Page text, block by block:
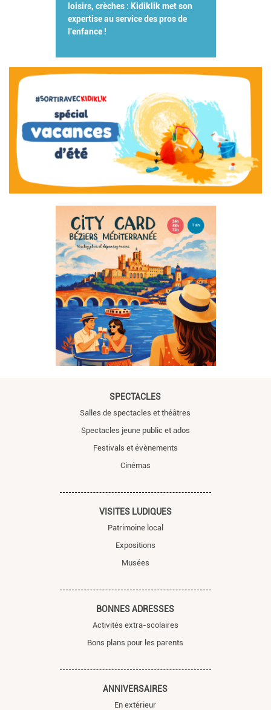
loisirs, crèches : Kidiklik met son
expertise au service des pros de
l'enfance !
SPECTACLES
Salles de spectacles et théâtres
Spectacles jeune public et ados
Festivals et évènements
Cinémas
VISITES LUDIQUES
Patrimoine local
Expositions
Musées
BONNES ADRESSES
Activités extra-scolaires
Bons plans pour les parents
ANNIVERSAIRES
En extérieur